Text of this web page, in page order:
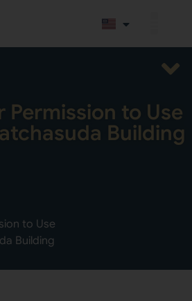
Permission to Use
Building
to Use
Building